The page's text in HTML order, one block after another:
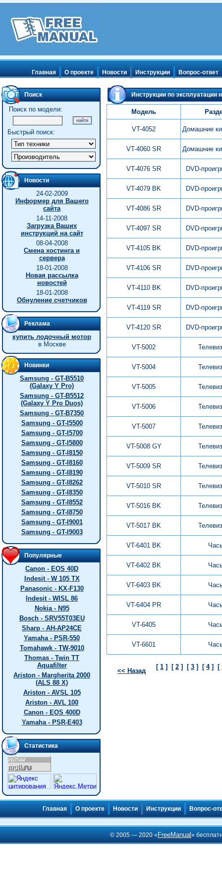
Главная О проекте Новости Инструкции Вопрос-ответ
Поиск
Поиск по модели:
Быстрый поиск:
Новости
24-02-2009
Информер для Вашего
сайта
14-11-2008
Загрузка Ваших
инструкций на сайт
08-04-2008
Смена хостинга и
сервера
18-01-2008
Новая рассылка
новостей
18-01-2008
Обнуление счетчиков
Реклама
купить лодочный мотор
в Москве
Новинки
Samsung - GT-B5510
(Galaxy Y Pro)
Samsung - GT-B5512
(Galaxy Y Pro Duos)
Samsung - GT-B7350
Samsung - GT-I5500
Samsung - GT-I5700
Samsung - GT-I5800
Samsung - GT-I8150
Samsung - GT-I8160
Samsung - GT-I8190
Samsung - GT-I8262
Samsung - GT-I8350
Samsung - GT-I8552
Samsung - GT-I8750
Samsung - GT-I9001
Samsung - GT-I9003
Популярные
Canon - EOS 40D
Indesit - W 105 TX
Panasonic - KX-F130
Indesit - WISL 86
Nokia - N95
Bosch - SRV55T03EU
Sharp - AH-AP24CE
Yamaha - PSR-550
Tomahawk - TW-9010
Thomas - Twin TT
Aquafilter
Ariston - Margherita 2000
(ALS 88 X)
Ariston - AVSL 105
Ariston - AVL 100
Canon - EOS 400D
Yamaha - PSR-E403
Статистика
Инструкции по эксплуатации
Модель
VT-4052 Домашние
VT-4060 SR Домашние
VT-4076 SR DVD-
VT-4079 BK DVD-
VT-4086 SR DVD-
VT-4097 SR DVD-
VT-4105 BK DVD-
VT-4106 SR DVD-
VT-4110 BK DVD-
VT-4119 SR DVD-
VT-4120 SR DVD-
VT-5002
VT-5004
VT-5005
VT-5006
VT-5007
VT-5008 GY
VT-5009 SR
VT-5010 SR
VT-5016 BK
VT-5017 BK
VT-6401 BK
VT-6402 BK
VT-6403 BK
VT-6404 PR
VT-6405
VT-6601
<< Назад
[ 1 ] [ 2 ] [ 3 ] [ 4] [
Главная О проекте Новости Инструкции Вопрос-
© 2005 — 2020 « FreeManual»